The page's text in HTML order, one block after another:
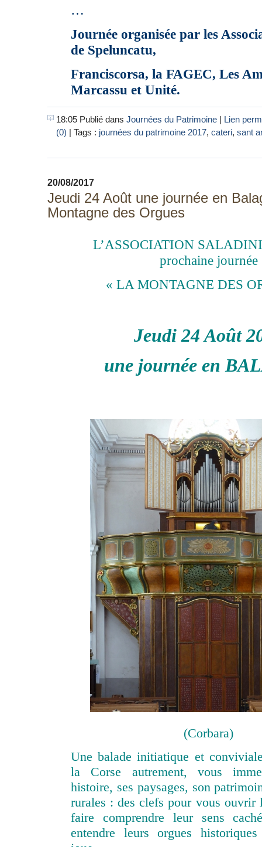
…
Journée organisée par les
de Speluncatu,
Franciscorsa, la FAGEC, Les
Marcassu et Unité.
18:05 Publié dans Journées du Patrimoine | Lien
(0) | Tags : journées du patrimoine 2017, cateri, sant
20/08/2017
Jeudi 24 Août une journée en
Montagne des Orgues
L’ASSOCIATION SALADINI
prochaine journée
« LA MONTAGNE DES
Jeudi 24 Août
une journée en
(Corbara)
Une balade initiatique et
la Corse autrement, vous
histoire, ses paysages, son
rurales : des clefs pour vous ouvrir
faire comprendre leur sens
entendre leurs orgues